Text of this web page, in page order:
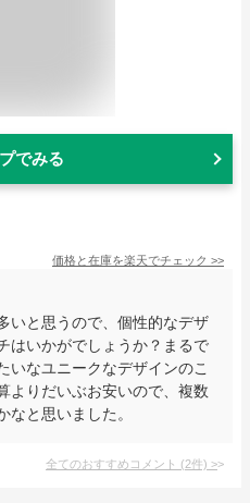
でみる
価格と在庫を楽天でチェック >>
いと思うので、個性的なデザ
はいかがでしょうか？まるで
いなユニークなデザインのこ
よりだいぶお安いので、複数
と思いました。
全てのおすすめコメント (2件) >